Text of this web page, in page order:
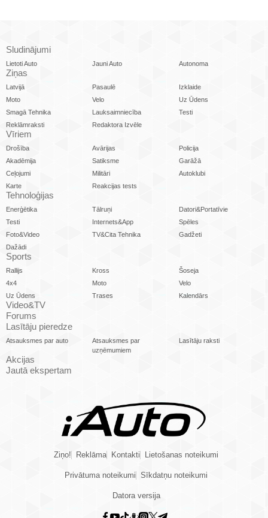
Sludinājumi
Lietoti Auto Jauni Auto Autonoma
Ziņas
Latvijā Pasaulē
Izklaide
Moto
Velo
Uz Ūdens
Smagā Tehnika
Lauksaimniecība
Testi
Reklāmraksti
Redaktora Izvēle
Vīriem
Drošība Avārijas
Policija
Akadēmija
Satiksme
Garāžā
Ceļojumi
Militāri
Autoklubi
Karte
Reakcijas tests
Tehnoloģijas
Enerģētika Tālruņi
Datori&Portatīvie
Testi
Internets&App
Spēles
Foto&Video
TV&Cita Tehnika
Gadžeti
Dažādi
Sports
Rallijs Kross
Šoseja
4x4
Moto
Velo
Uz Ūdens
Trases Kalendārs
Video&TV
Forums
Lasītāju pieredze
Atsauksmes par auto
Atsauksmes par
uzņēmumiem
Lasītāju raksti
Akcijas
Jautā ekspertam
Ziņo! Reklāma Kontakti Lietošanas noteikumi
Privātuma noteikumi Sīkdatņu noteikumi
Datora versija